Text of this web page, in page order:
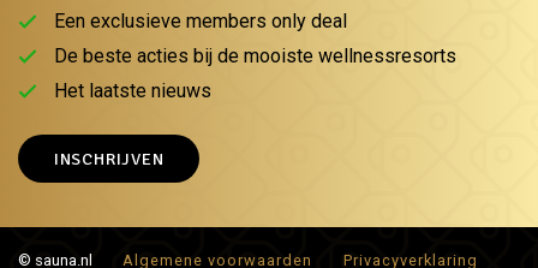
Een exclusieve members only deal
De beste acties bij de mooiste wellnessresorts
Het laatste nieuws
INSCHRIJVEN
© sauna.nl Algemene voorwaarden Privacyverklaring